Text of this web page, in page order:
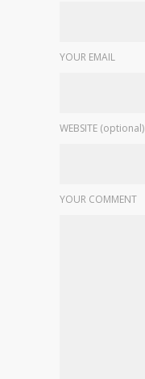
YOUR EMAIL
WEBSITE (optional)
YOUR COMMENT